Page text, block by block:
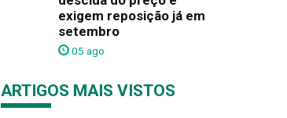
exigem reposição já em
setembro
05 ago
ARTIGOS MAIS VISTOS